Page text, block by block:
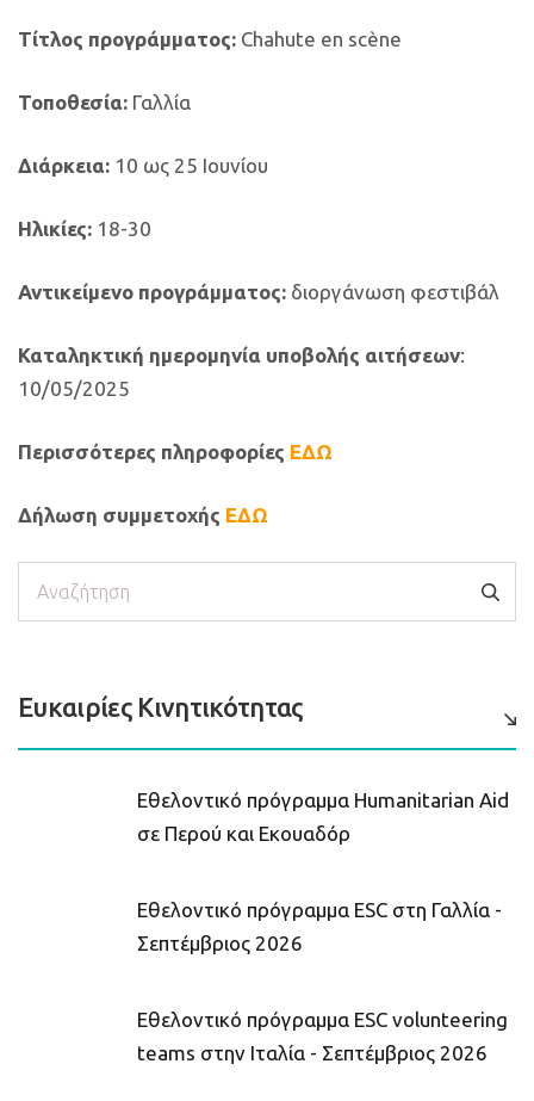
Τίτλος προγράμματος: Chahute en scène
Τοποθεσία: Γαλλία
Διάρκεια: 10 ως 25 Ιουνίου
Ηλικίες: 18-30
Αντικείμενο προγράμματος: διοργάνωση φεστιβάλ
Καταληκτική ημερομηνία υποβολής αιτήσεων:
10/05/2025
Περισσότερες πληροφορίες ΕΔΩ
Δήλωση συμμετοχής ΕΔΩ
Ευκαιρίες Κινητικότητας
Εθελοντικό πρόγραμμα Humanitarian Aid
σε Περού και Εκουαδόρ
Εθελοντικό πρόγραμμα ESC στη Γαλλία -
Σεπτέμβριος 2026
Εθελοντικό πρόγραμμα ESC volunteering
teams στην Ιταλία - Σεπτέμβριος 2026